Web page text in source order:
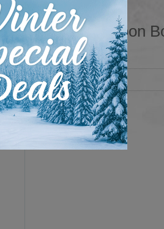
da bambino Moon
ai doposci
> Moon Boot®